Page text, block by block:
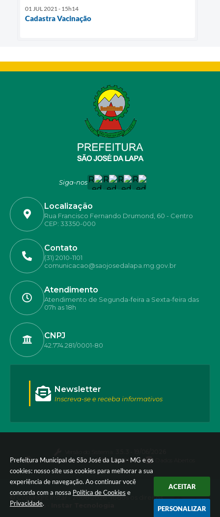
Prefeitura Municipal de São José da Lapa - MG e os
cookies: nosso site usa cookies para melhorar a sua
experiência de navegação. Ao continuar você
concorda com a nossa Política de Cookies e
Privacidade.
ACEITAR
PERSONALIZAR
01 JUL 2021 - 15h14
Cadastra Vacinação
Siga-nos
Localização
Rua Francisco Fernando Drumond, 60 - Centro
CEP: 33350-000
Contato
(31) 2010-1101
comunicacao@saojosedalapa.mg.gov.br
Atendimento
Atendimento de Segunda-feira a Sexta-feira das
07h as 18h
CNPJ
42.774.281/0001-80
Newsletter
Inscreva-se e receba informativos
Portal atualizado em:07/08/2026 17:50
© Copyright Instar - 2006-2026. Todos os direitos
reservados -